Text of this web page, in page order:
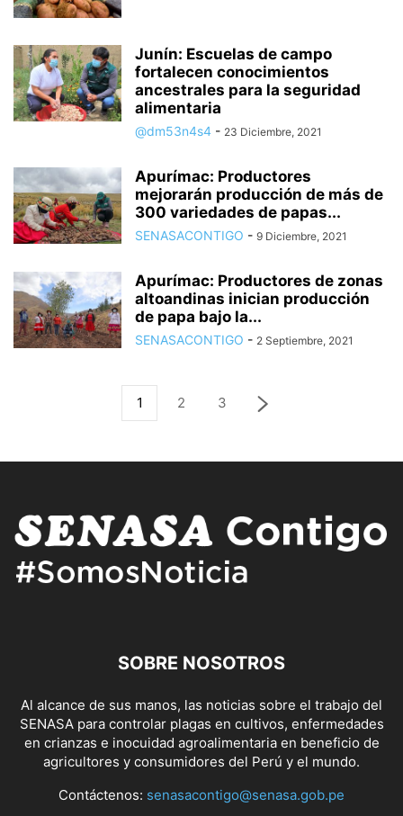
Junín: Escuelas de campo
fortalecen conocimientos
ancestrales para la seguridad
alimentaria
@dm53n4s4 - 23 Diciembre, 2021
Apurímac: Productores
mejorarán producción de más de
300 variedades de papas...
SENASACONTIGO - 9 Diciembre, 2021
Apurímac: Productores de zonas
altoandinas inician producción
de papa bajo la...
SENASACONTIGO - 2 Septiembre, 2021
1 2 3
SOBRE NOSOTROS
Al alcance de sus manos, las noticias sobre el trabajo del
SENASA para controlar plagas en cultivos, enfermedades
en crianzas e inocuidad agroalimentaria en beneficio de
agricultores y consumidores del Perú y el mundo.
Contáctenos: senasacontigo@senasa.gob.pe